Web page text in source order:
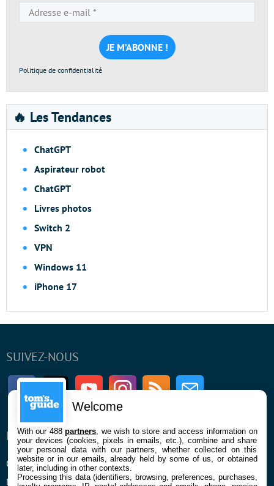
e-
mail
*
Politique de confidentialité
🔥 Les Tendances
ChatGPT
Aspirateur robot
ChatGPT
Livres photos
Switch 2
VPN
Windows 11
iPhone 17
SUIVEZ-NOUS
FacebookTwitter Youtube InstagramRSS Newsletter
ENTREPRISE
Qui sommes nous
Mentions légales et CGU
À PROPOS
La rédaction
Contact
Welcome
With our 488partners , we wish to store and access information on
your devices (cookies, pixels in emails, etc.), combine and share
your personal data with our partners, whether collected on this
website or in our emails, already held by some of us, or obtained
later, including in other contexts.
Processing this data (identifiers, browsing, preferences, purchases,